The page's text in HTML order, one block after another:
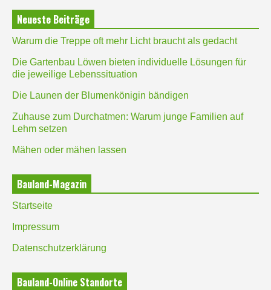
Neueste Beiträge
Warum die Treppe oft mehr Licht braucht als gedacht
Die Gartenbau Löwen bieten individuelle Lösungen für
die jeweilige Lebenssituation
Die Launen der Blumenkönigin bändigen
Zuhause zum Durchatmen: Warum junge Familien auf
Lehm setzen
Mähen oder mähen lassen
Bauland-Magazin
Startseite
Impressum
Datenschutzerklärung
Bauland-Online Standorte